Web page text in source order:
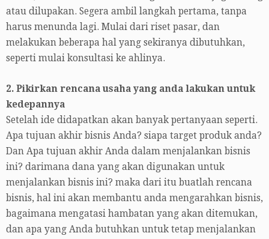
atau dilupakan. Segera ambil langkah pertama, tanpa
harus menunda lagi. Mulai dari riset pasar, dan
melakukan beberapa hal yang sekiranya dibutuhkan,
seperti mulai konsultasi ke ahlinya.
2. Pikirkan rencana usaha yang anda lakukan untuk
kedepannya
Setelah ide didapatkan akan banyak pertanyaan seperti.
Apa tujuan akhir bisnis Anda? siapa target produk anda?
Dan Apa tujuan akhir Anda dalam menjalankan bisnis
ini? darimana dana yang akan digunakan untuk
menjalankan bisnis ini? maka dari itu buatlah rencana
bisnis, hal ini akan membantu anda mengarahkan bisnis,
bagaimana mengatasi hambatan yang akan ditemukan,
dan apa yang Anda butuhkan untuk tetap menjalankan